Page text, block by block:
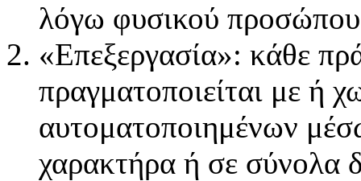
λόγω φυσικού
«Επεξεργασία»: κάθε
πραγματοποιείται με ή
αυτοματοποιημένων
χαρακτήρα ή σε σύνολα